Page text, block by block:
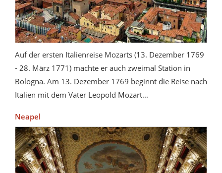
Auf der ersten Italienreise Mozarts (13. Dezember 1769
- 28. März 1771) machte er auch zweimal Station in
Bologna. Am 13. Dezember 1769 beginnt die Reise nach
Italien mit dem Vater Leopold Mozart...
Neapel